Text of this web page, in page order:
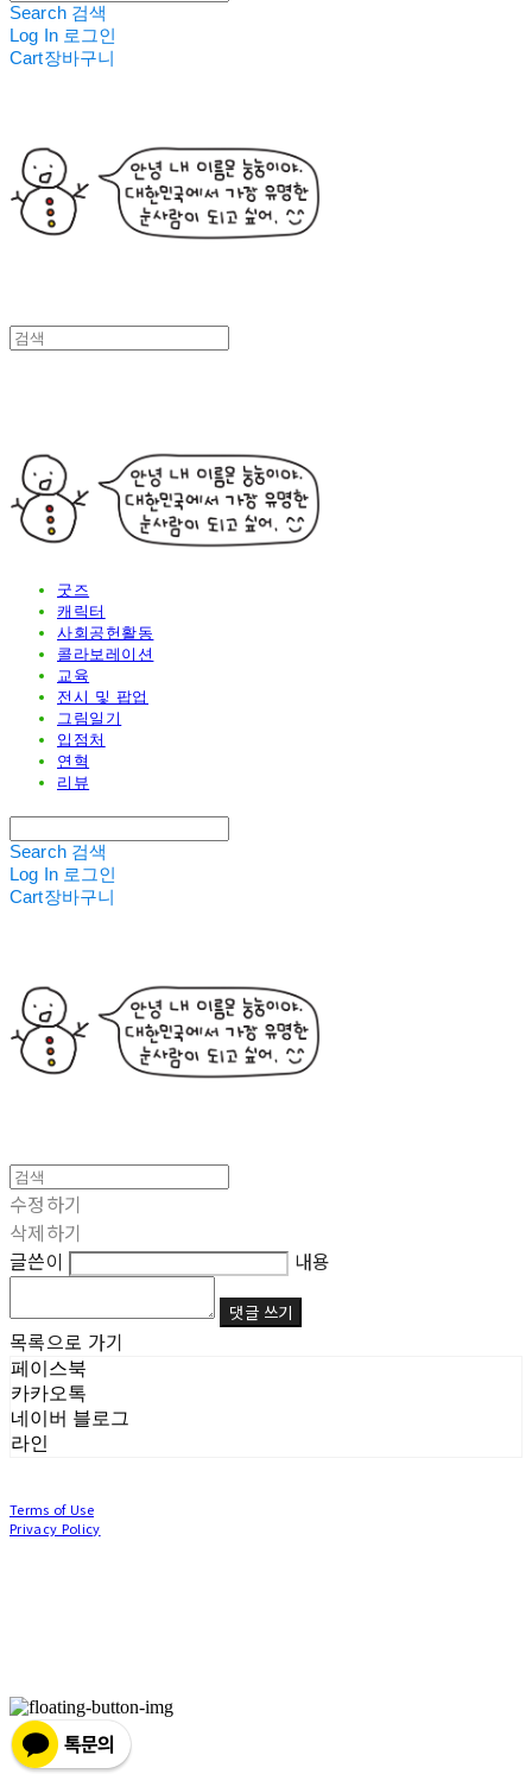
Search 검색
Log In 로그인
Cart장바구니
굿즈
캐릭터
사회공헌활동
콜라보레이션
교육
전시 및 팝업
그림일기
입점처
연혁
리뷰
Search 검색
Log In 로그인
Cart장바구니
수정하기
삭제하기
글쓴이
내용
댓글 쓰기
목록으로 가기
페이스북
카카오톡
네이버 블로그
라인
Terms of Use
Privacy Policy